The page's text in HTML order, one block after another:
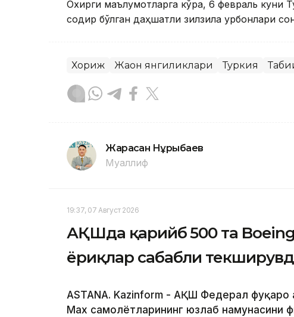
Охирги маълумотларга кўра, 6 февраль куни
содир бўлган даҳшатли зилзила қурбонлари
Хориж Жаҳон янгиликлари Туркия
Жарасқан Нұрыбаев
Муаллиф
19:37, 07 Август 2026
АҚШда қарийб 500 та
ёриқлар сабабли
ASTANA. Kazinform - АҚШ Федерал фуқаро
Max самолётларининг юзлаб намунасини